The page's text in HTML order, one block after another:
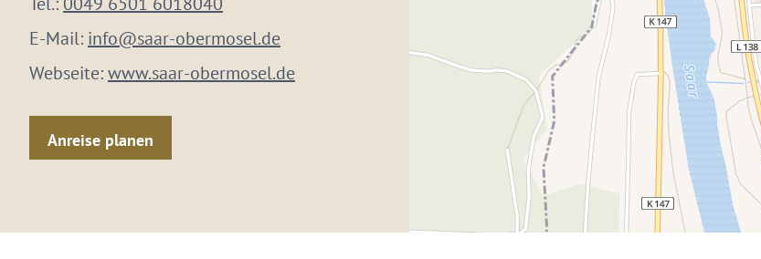
E-Mail: info@saar-obermosel.de
Webseite:www.saar-obermosel.de
Anreise planen